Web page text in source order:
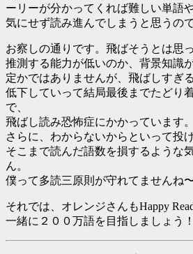
ーリーが分かってくれば難しい単語
気にせず読み進んでしまうと思うので
お察しの通りです。飛ばそうとは思
推測する能力が低いのか、背景知識
定かではありませんが、飛ばしすぎ
低下していって結局最後までたどり
で、
飛ばし読み恐怖症にかかっています。
さらに、わからないからといって投
そこまで読んだ語数を損するような
ん。
僕って多読三原則が守れてませんね
それでは、オレンジさんもHappy
一緒に２００万語を目指しましょう！